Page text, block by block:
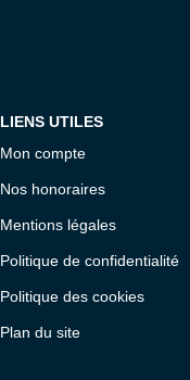
LIENS UTILES
Mon compte
Nos honoraires
Mentions légales
Politique de confidentialité
Politique des cookies
Plan du site